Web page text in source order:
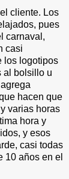
cliente. Los
pues
carnaval,
casi
los logotipos
al bolsillo u
hacen que
varias horas
hora y
y esos
casi todas
10 años en el